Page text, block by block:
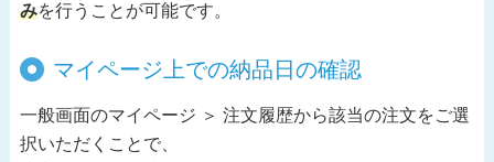
みを行うことが可能です。
マイページ上での納品日の確認
一般画面のマイページ ＞ 注文履歴から該当の注文をご選
択いただくことで、